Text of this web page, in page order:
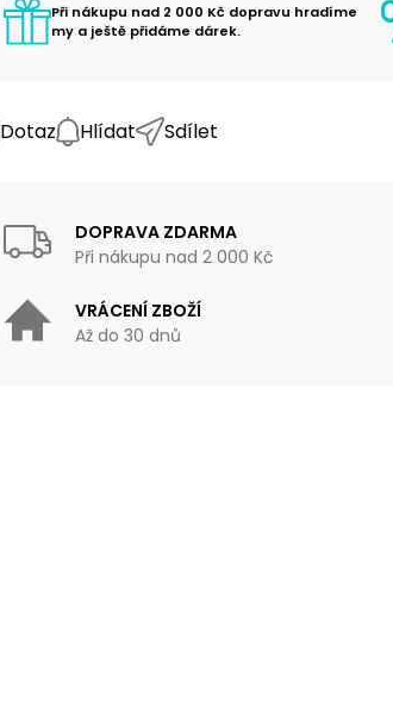
Při nákupu nad 2 000 Kč dopravu hradíme
my a ještě přidáme dárek.
Dotaz Hlídat Sdílet
DOPRAVA ZDARMA
Při nákupu nad 2 000 Kč
VRÁCENÍ ZBOŽÍ
Až do 30 dnů